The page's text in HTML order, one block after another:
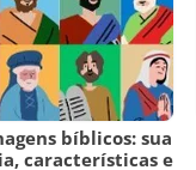
bíblicos: sua
características e